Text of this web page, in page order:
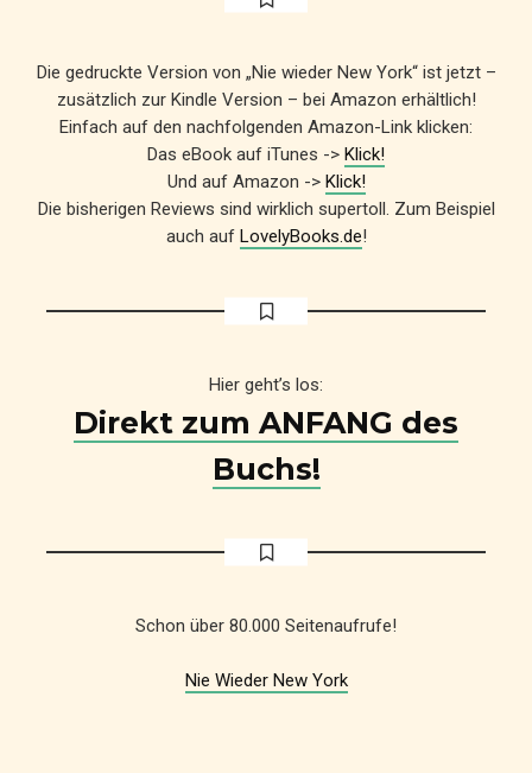
Die gedruckte Version von „Nie wieder New York“ ist jetzt –
zusätzlich zur Kindle Version – bei Amazon erhältlich!
Einfach auf den nachfolgenden Amazon-Link klicken:
Das eBook auf iTunes -> Klick!
Und auf Amazon -> Klick!
Die bisherigen Reviews sind wirklich supertoll. Zum Beispiel
auch auf LovelyBooks.de!
Hier geht’s los:
Direkt zum ANFANG des
Buchs!
Schon über 80.000 Seitenaufrufe!
Nie Wieder New York